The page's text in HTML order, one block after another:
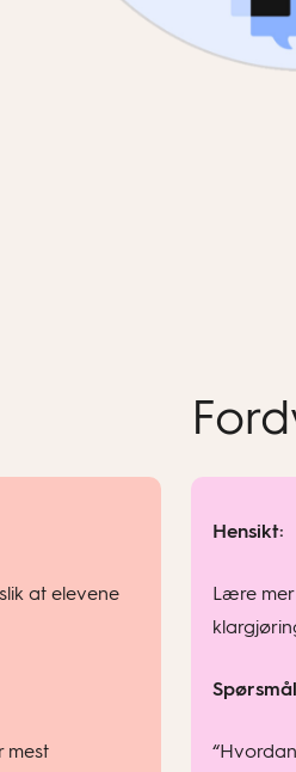
at elevene
mest
Hensikt:
Lære mer